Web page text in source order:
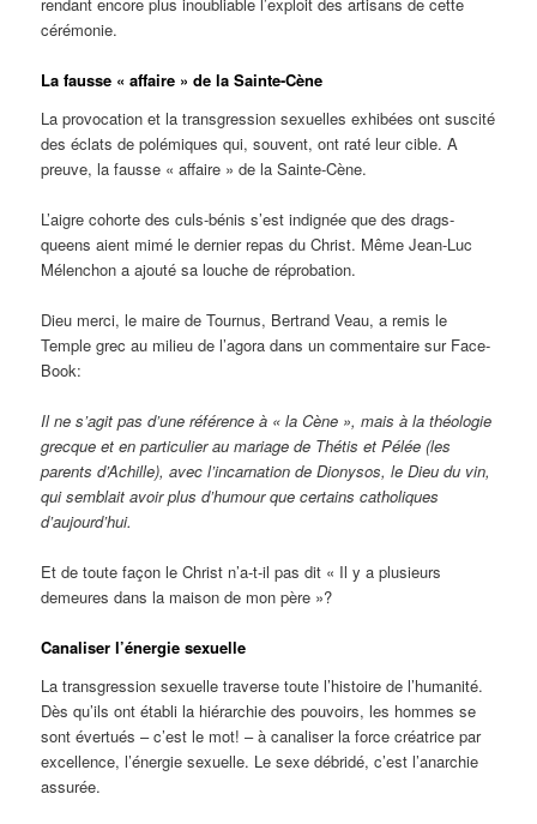
cérémonie.
La fausse « affaire » de la Sainte-Cène
La provocation et la transgression sexuelles exhibées ont suscité
des éclats de polémiques qui, souvent, ont raté leur cible. A
preuve, la fausse « affaire » de la Sainte-Cène.
L’aigre cohorte des culs-bénis s’est indignée que des drags-
queens aient mimé le dernier repas du Christ. Même Jean-Luc
Mélenchon a ajouté sa louche de réprobation.
Dieu merci, le maire de Tournus, Bertrand Veau, a remis le
Temple grec au milieu de l’agora dans un commentaire sur Face-
Book:
Il ne s’agit pas d’une référence à « la Cène », mais à la théologie
grecque et en particulier au mariage de Thétis et Pélée (les
parents d’Achille), avec l’incarnation de Dionysos, le Dieu du vin,
qui semblait avoir plus d’humour que certains catholiques
d’aujourd’hui.
Et de toute façon le Christ n’a-t-il pas dit « Il y a plusieurs
demeures dans la maison de mon père »?
Canaliser l’énergie sexuelle
La transgression sexuelle traverse toute l’histoire de l’humanité.
Dès qu’ils ont établi la hiérarchie des pouvoirs, les hommes se
sont évertués – c’est le mot! – à canaliser la force créatrice par
excellence, l’énergie sexuelle. Le sexe débridé, c’est l’anarchie
assurée.